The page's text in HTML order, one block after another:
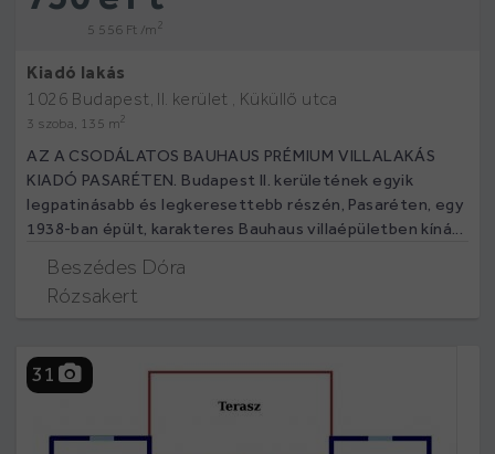
5 556 Ft /m2
Kiadó lakás
1026 Budapest, II. kerület , Küküllő utca
3 szoba, 135 m2
AZ A CSODÁLATOS BAUHAUS PRÉMIUM VILLALAKÁS
KIADÓ PASARÉTEN. Budapest II. kerületének egyik
legpatinásabb és legkeresettebb részén, Pasaréten, egy
1938-ban épült, karakteres Bauhaus villaépületben kíná...
Beszédes Dóra
Rózsakert
31